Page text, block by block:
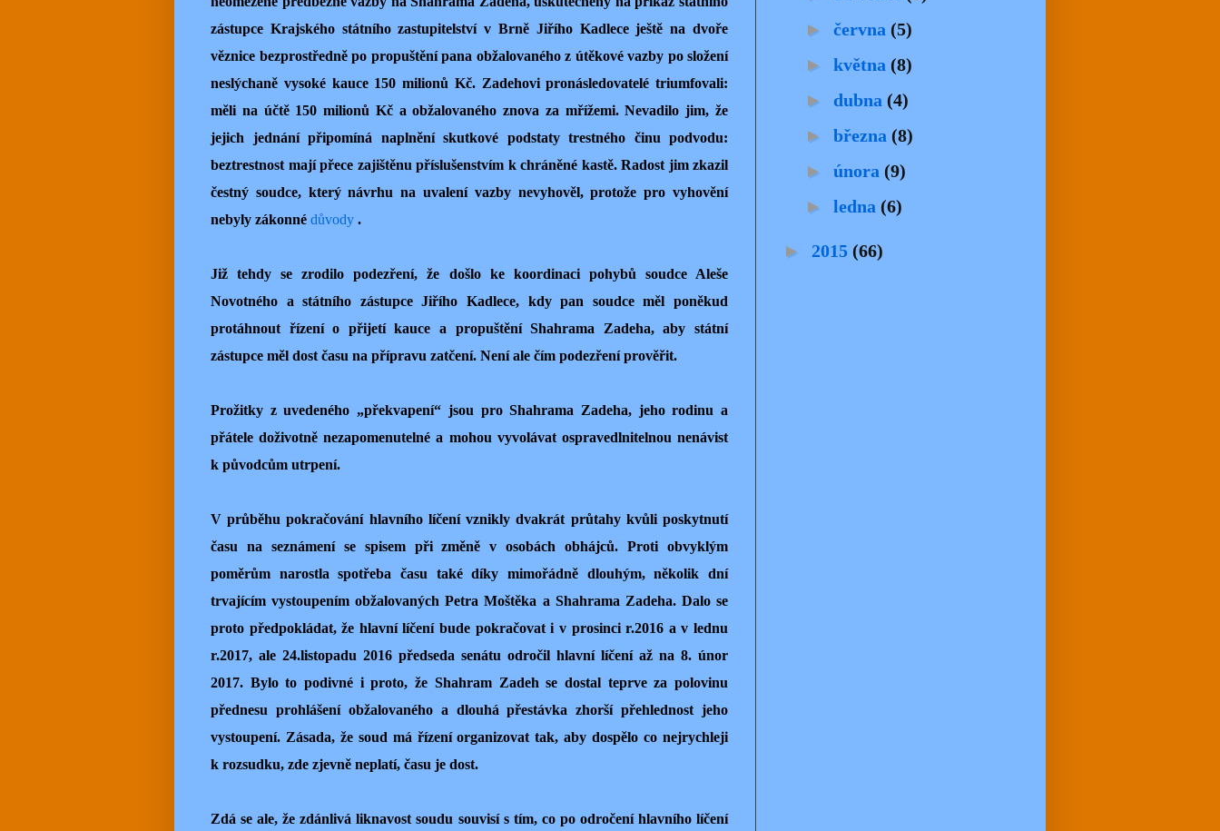
zástupce Krajského státního zastupitelství v Brně Jiřího Kadlece ještě na dvoře
věznice bezprostředně po propuštění pana obžalovaného z útěkové vazby po složení
neslýchaně vysoké kauce 150 milionů Kč. Zadehovi pronásledovatelé triumfovali:
měli na účtě 150 milionů Kč a obžalovaného znova za mřížemi. Nevadilo jim, že
jejich jednání připomíná naplnění skutkové podstaty trestného činu podvodu:
beztrestnost mají přece zajištěnu příslušenstvím k chráněné kastě. Radost jim zkazil
čestný soudce, který návrhu na uvalení vazby nevyhověl, protože pro vyhovění
nebyly zákonné důvody .
Již tehdy se zrodilo podezření, že došlo ke koordinaci pohybů soudce Aleše
Novotného a státního zástupce Jiřího Kadlece, kdy pan soudce měl poněkud
protáhnout řízení o přijetí kauce a propuštění Shahrama Zadeha, aby státní
zástupce měl dost času na přípravu zatčení. Není ale čím podezření prověřit.
Prožitky z uvedeného „překvapení“ jsou pro Shahrama Zadeha, jeho rodinu a
přátele doživotně nezapomenutelné a mohou vyvolávat ospravedlnitelnou nenávist
k původcům utrpení.
V průběhu pokračování hlavního líčení vznikly dvakrát průtahy kvůli poskytnutí
času na seznámení se spisem při změně v osobách obhájců. Proti obvyklým
poměrům narostla spotřeba času také díky mimořádně dlouhým, několik dní
trvajícím vystoupením obžalovaných Petra Moštěka a Shahrama Zadeha. Dalo se
proto předpokládat, že hlavní líčení bude pokračovat i v prosinci r.2016 a v lednu
r.2017, ale 24.listopadu 2016 předseda senátu odročil hlavní líčení až na 8. únor
2017. Bylo to podivné i proto, že Shahram Zadeh se dostal teprve za polovinu
přednesu prohlášení obžalovaného a dlouhá přestávka zhorší přehlednost jeho
vystoupení. Zásada, že soud má řízení organizovat tak, aby dospělo co nejrychleji
k rozsudku, zde zjevně neplatí, času je dost.
Zdá se ale, že zdánlivá liknavost soudu souvisí s tím, co po odročení hlavního líčení
► června (5)
► května (8)
► dubna (4)
► března (8)
► února (9)
► ledna (6)
► 2015 (66)